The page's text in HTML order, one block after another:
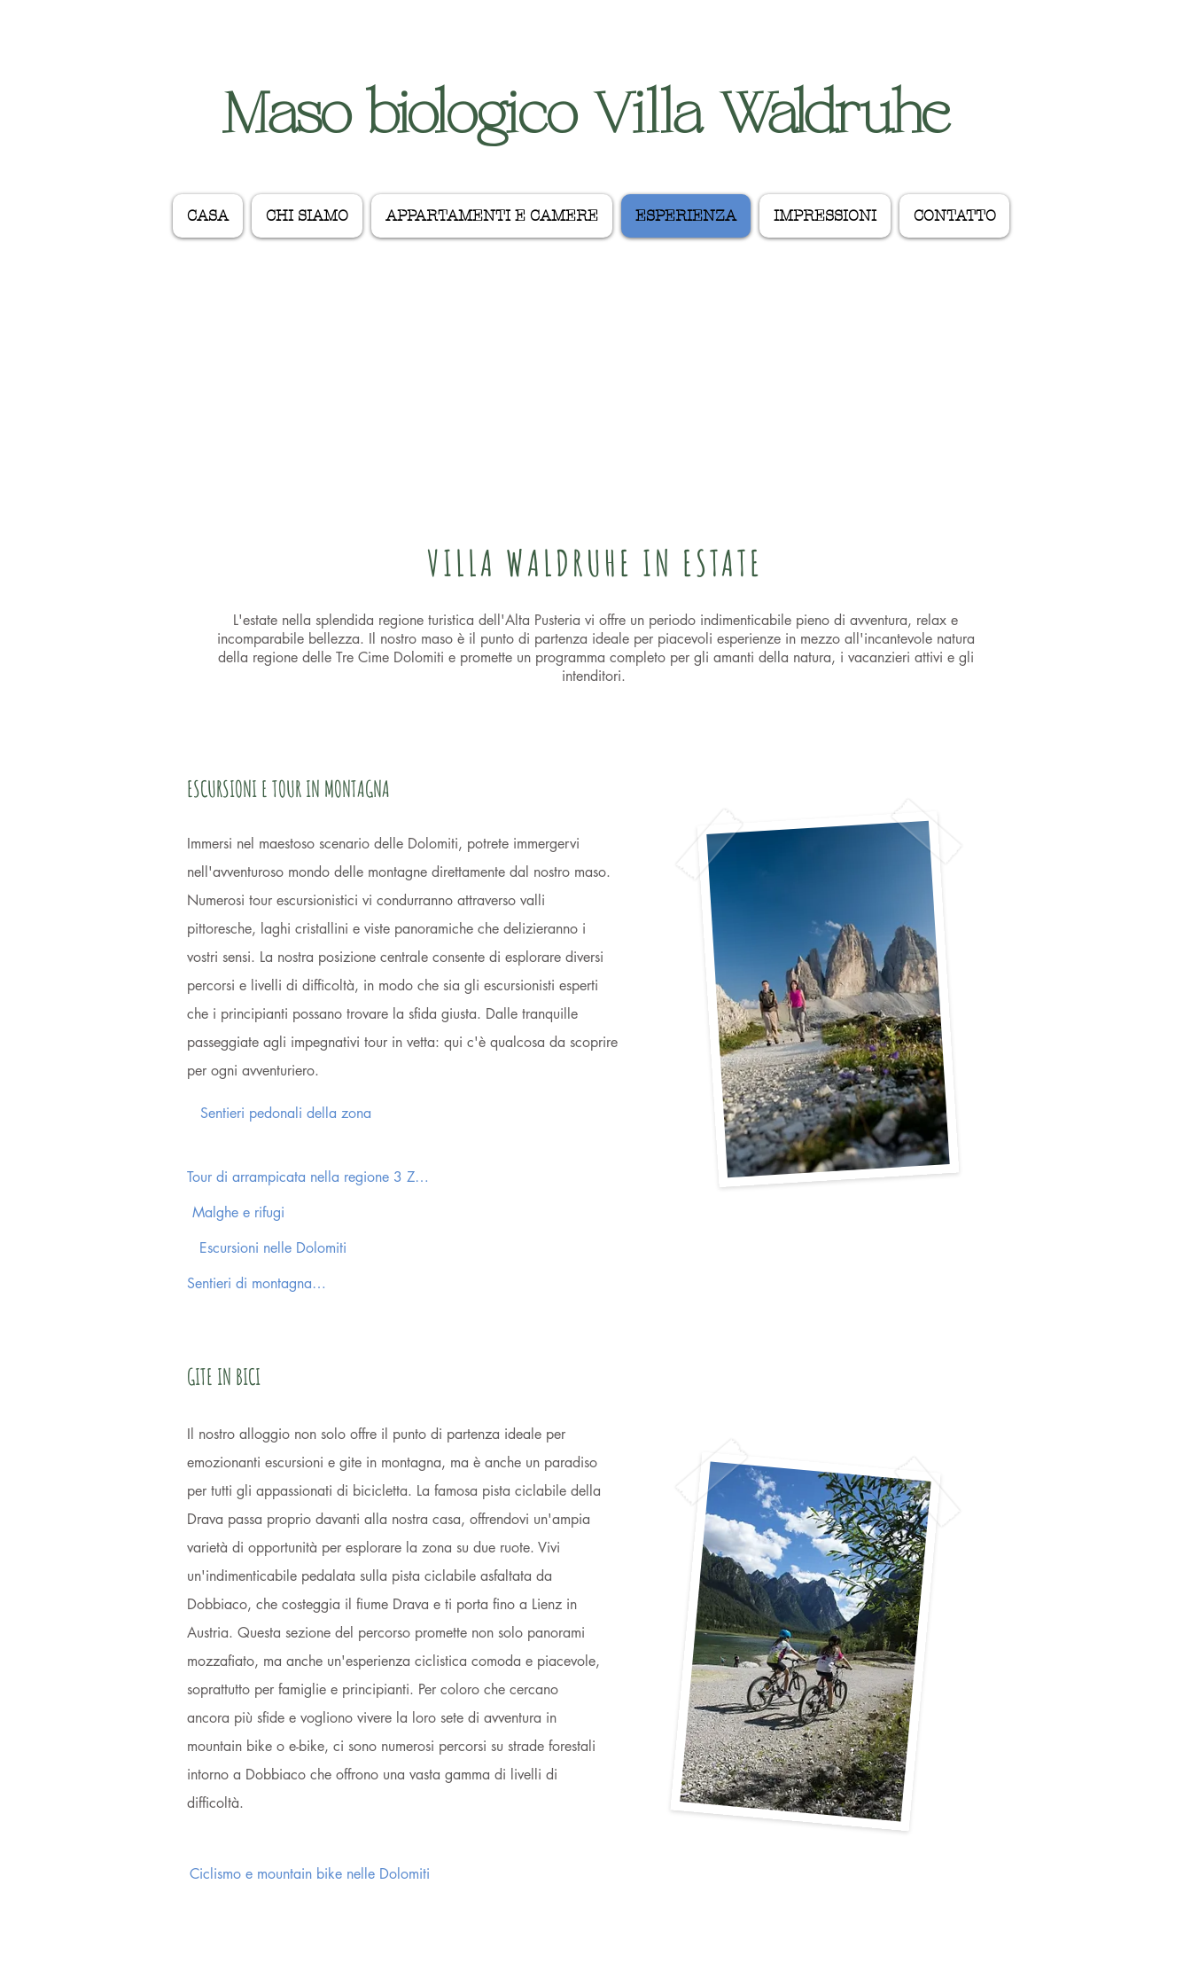
CASA CHI SIAMO APPARTAMENTI E CAMERE ESPERIENZA IMPRESSIONI CONTATTO
Maso biologico Villa Waldruhe
VILLA WALDRUHE IN ESTATE
L'estate nella splendida regione turistica dell'Alta Pusteria vi offre un periodo indimenticabile pieno di avventura, relax e
incomparabile bellezza. Il nostro maso è il punto di partenza ideale per piacevoli esperienze in mezzo all'incantevole natura
della regione delle Tre Cime Dolomiti e promette un programma completo per gli amanti della natura, i vacanzieri attivi e gli
intenditori.
ESCURSIONI E TOUR IN MONTAGNA
Immersi nel maestoso scenario delle Dolomiti, potrete immergervi
nell'avventuroso mondo delle montagne direttamente dal nostro maso.
Numerosi tour escursionistici vi condurranno attraverso valli
pittoresche, laghi cristallini e viste panoramiche che delizieranno i
vostri sensi. La nostra posizione centrale consente di esplorare diversi
percorsi e livelli di difficoltà, in modo che sia gli escursionisti esperti
che i principianti possano trovare la sfida giusta. Dalle tranquille
passeggiate agli impegnativi tour in vetta: qui c'è qualcosa da scoprire
per ogni avventuriero.
Sentieri pedonali della zona
Tour di arrampicata nella regione 3 Zinnen Dolomites
Malghe e rifugi
Escursioni nelle Dolomiti
Sentieri di montagna delle Dolomiti
GITE IN BICI
Il nostro alloggio non solo offre il punto di partenza ideale per
emozionanti escursioni e gite in montagna, ma è anche un paradiso
per tutti gli appassionati di bicicletta. La famosa pista ciclabile della
Drava passa proprio davanti alla nostra casa, offrendovi un'ampia
varietà di opportunità per esplorare la zona su due ruote. Vivi
un'indimenticabile pedalata sulla pista ciclabile asfaltata da
Dobbiaco, che costeggia il fiume Drava e ti porta fino a Lienz in
Austria. Questa sezione del percorso promette non solo panorami
mozzafiato, ma anche un'esperienza ciclistica comoda e piacevole,
soprattutto per famiglie e principianti. Per coloro che cercano
ancora più sfide e vogliono vivere la loro sete di avventura in
mountain bike o e-bike, ci sono numerosi percorsi su strade forestali
intorno a Dobbiaco che offrono una vasta gamma di livelli di
difficoltà.
Ciclismo e mountain bike nelle Dolomiti